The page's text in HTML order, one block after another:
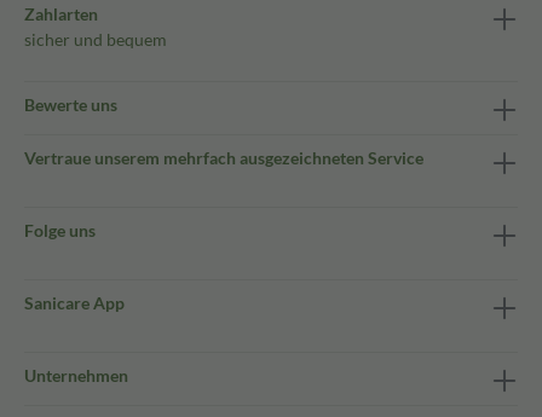
Zahlarten
sicher und bequem
Bewerte uns
Vertraue unserem mehrfach ausgezeichneten Service
Folge uns
Sanicare App
Unternehmen